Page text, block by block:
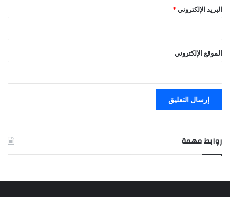
البريد الإلكتروني*
الموقع الإلكتروني
روابط مهمة